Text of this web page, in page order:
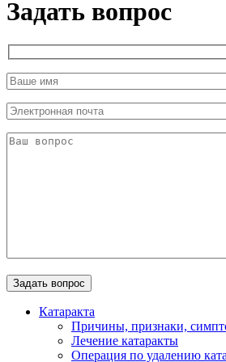
Задать вопрос
Катаракта
Причины, признаки,
Лечение катаракты
Операция по удалению